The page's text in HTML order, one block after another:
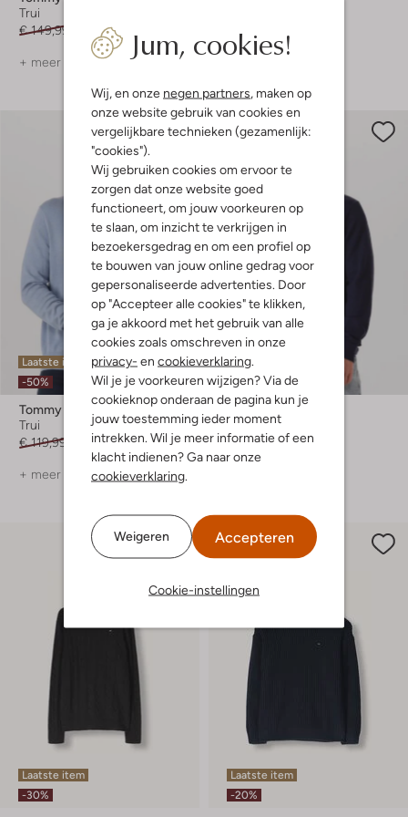
Jum, cookies!
Wij, en onze negen partners , maken op
onze website gebruik van cookies en
vergelijkbare technieken (gezamenlijk:
"cookies").
Wij gebruiken cookies om ervoor te
zorgen dat onze website goed
functioneert, om jouw voorkeuren op
te slaan, om inzicht te verkrijgen in
bezoekersgedrag en om een profiel op
te bouwen van jouw online gedrag voor
gepersonaliseerde advertenties. Door
op "Accepteer alle cookies" te klikken,
ga je akkoord met het gebruik van alle
cookies zoals omschreven in onze
privacy- en cookieverklaring
Wil je je voorkeuren wijzigen? Via de
cookieknop onderaan de pagina kun je
jouw toestemming ieder moment
intrekken. Wil je meer informatie of een
klacht indienen? Ga naar onze
cookieverklaring
Weigeren Accepteren
Cookie-instellingen
Trui
€ 149,99
€ 89,99
+ meer kleuren
Laatste item
-50%
Tommy Hilfiger
Trui
€ 119,99
€ 59,99
+ meer kleuren
Laatste item
-50%
Tommy Hilfiger
Trui
€ 139,99 € 69,99
Laatste item
-30%
Laatste item
-20%